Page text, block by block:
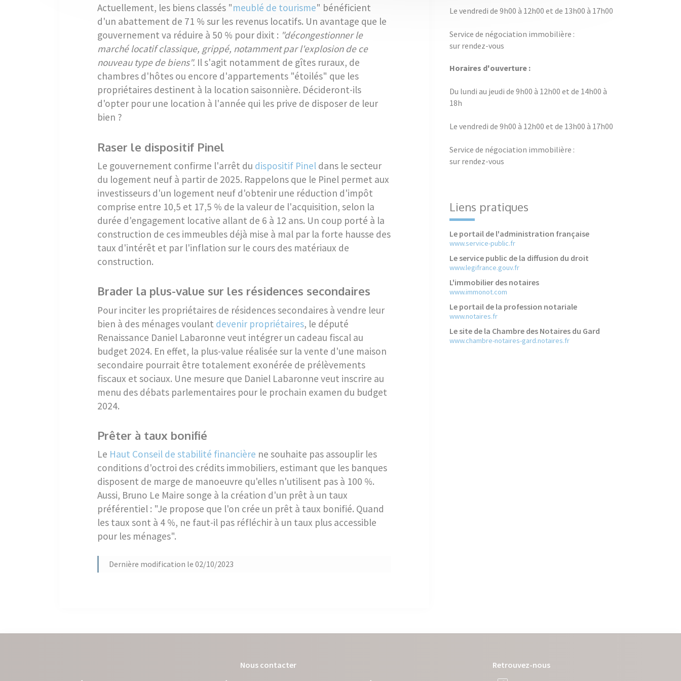
Actuellement, les biens classés "meublé de tourisme" bénéficient
d'un abattement de 71 % sur les revenus locatifs. Un avantage que le
gouvernement va réduire à 50 % pour dixit : "décongestionner le
marché locatif classique, grippé, notamment par l'explosion de ce
nouveau type de biens". Il s'agit notamment de gîtes ruraux, de
chambres d'hôtes ou encore d'appartements "étoilés" que les
propriétaires destinent à la location saisonnière. Décideront-ils
d'opter pour une location à l'année qui les prive de disposer de leur
bien ?
Raser le dispositif Pinel
Le gouvernement confirme l'arrêt du dispositif Pinel dans le secteur
du logement neuf à partir de 2025. Rappelons que le Pinel permet aux
investisseurs d'un logement neuf d'obtenir une réduction d'impôt
comprise entre 10,5 et 17,5 % de la valeur de l'acquisition, selon la
durée d'engagement locative allant de 6 à 12 ans. Un coup porté à la
construction de ces immeubles déjà mise à mal par la forte hausse des
taux d'intérêt et par l'inflation sur le cours des matériaux de
construction.
Brader la plus-value sur les résidences secondaires
Pour inciter les propriétaires de résidences secondaires à vendre leur
bien à des ménages voulant devenir propriétaires, le député
Renaissance Daniel Labaronne veut intégrer un cadeau fiscal au
budget 2024. En effet, la plus-value réalisée sur la vente d'une maison
secondaire pourrait être totalement exonérée de prélèvements
fiscaux et sociaux. Une mesure que Daniel Labaronne veut inscrire au
menu des débats parlementaires pour le prochain examen du budget
2024.
Prêter à taux bonifié
Le Haut Conseil de stabilité financière ne souhaite pas assouplir les
conditions d'octroi des crédits immobiliers, estimant que les banques
disposent de marge de manoeuvre qu'elles n'utilisent pas à 100 %.
Aussi, Bruno Le Maire songe à la création d'un prêt à un taux
préférentiel : "Je propose que l'on crée un prêt à taux bonifié. Quand
les taux sont à 4 %, ne faut-il pas réfléchir à un taux plus accessible
pour les ménages".
Dernière modification le 02/10/2023
Le vendredi de 9h00 à 12h00 et de 13h00 à 17h00
Service de négociation immobilière :
sur rendez-vous
Horaires d'ouverture :
Du lundi au jeudi de 9h00 à 12h00 et de 14h00 à
18h
Le vendredi de 9h00 à 12h00 et de 13h00 à 17h00
Service de négociation immobilière :
sur rendez-vous
Liens pratiques
Le portail de l'administration française
www.service-public.fr
Le service public de la diffusion du droit
www.legifrance.gouv.fr
L'immobilier des notaires
www.immonot.com
Le portail de la profession notariale
www.notaires.fr
Le site de la Chambre des Notaires du Gard
www.chambre-notaires-gard.notaires.fr
Nous contacter
Retrouvez-nous